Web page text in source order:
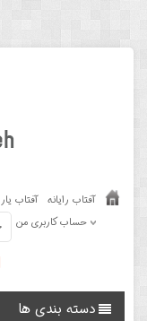
آفتاب رایانه آفتاب یار
حساب کاربری من
دسته بندی ها